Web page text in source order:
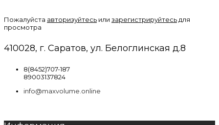
Пожалуйста авторизуйтесь или зарегистрируйтесь для
просмотра
410028, г. Саратов, ул. Белоглинская д.8
8(8452)707-187
89003137824
info@maxvolume.online